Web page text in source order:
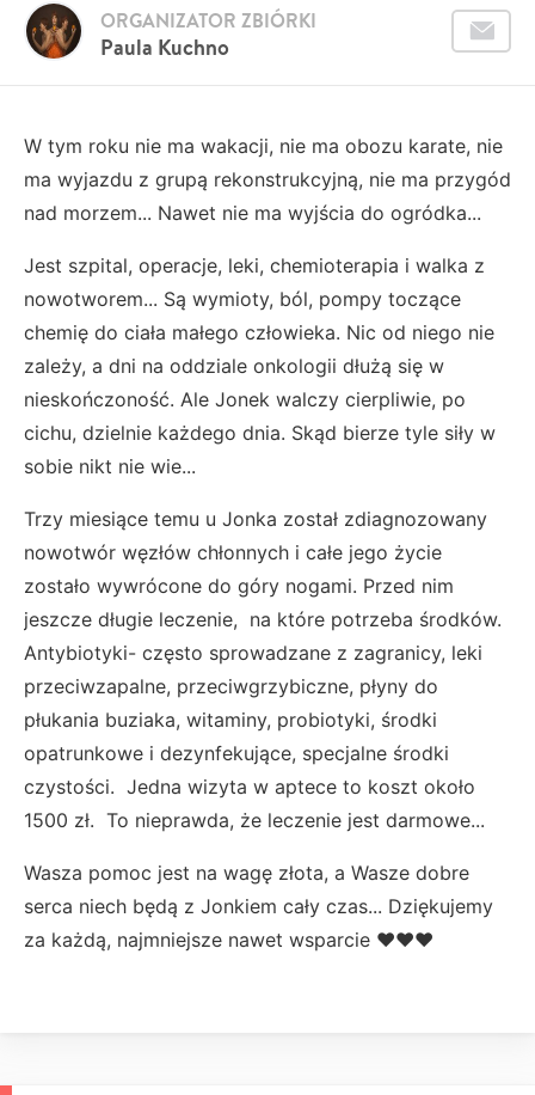
Paula Kuchno
ORGANIZATOR ZBIÓRKI
W tym roku nie ma wakacji, nie ma obozu karate, nie
ma wyjazdu z grupą rekonstrukcyjną, nie ma przygód
nad morzem... Nawet nie ma wyjścia do ogródka...
Jest szpital, operacje, leki, chemioterapia i walka z
nowotworem... Są wymioty, ból, pompy toczące
chemię do ciała małego człowieka. Nic od niego nie
zależy, a dni na oddziale onkologii dłużą się w
nieskończoność. Ale Jonek walczy cierpliwie, po
cichu, dzielnie każdego dnia. Skąd bierze tyle siły w
sobie nikt nie wie...
Trzy miesiące temu u Jonka został zdiagnozowany
nowotwór węzłów chłonnych i całe jego życie
zostało wywrócone do góry nogami. Przed nim
jeszcze długie leczenie, na które potrzeba środków.
Antybiotyki- często sprowadzane z zagranicy, leki
przeciwzapalne, przeciwgrzybiczne, płyny do
płukania buziaka, witaminy, probiotyki, środki
opatrunkowe i dezynfekujące, specjalne środki
czystości. Jedna wizyta w aptece to koszt około
1500 zł. To nieprawda, że leczenie jest darmowe...
Wasza pomoc jest na wagę złota, a Wasze dobre
serca niech będą z Jonkiem cały czas... Dziękujemy
za każdą, najmniejsze nawet wsparcie ❤❤❤